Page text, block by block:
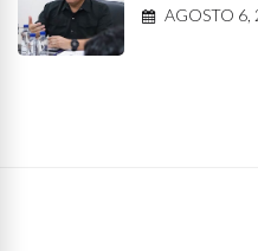
AGOSTO 6,